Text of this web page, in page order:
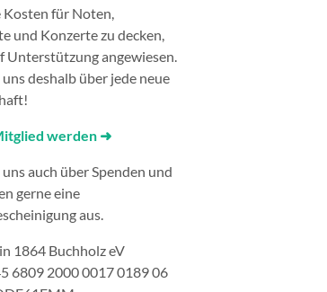
Kosten für Noten,
und Konzerte zu decken,
Unterstützung angewiesen.
deshalb über jede neue
werden ➜
auch über Spenden und
gerne eine
aus.
1864 Buchholz eV
6809 2000 0017 0189 06